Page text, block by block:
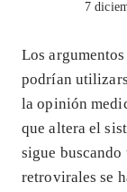
7
Los
podrían
la opinión
que altera el
sigue
retrovirales se